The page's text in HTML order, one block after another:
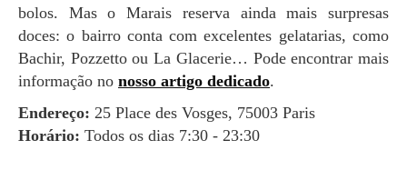
bolos. Mas o Marais reserva ainda mais surpresas
doces: o bairro conta com excelentes gelatarias, como
Bachir, Pozzetto ou La Glacerie… Pode encontrar mais
informação no nosso artigo dedicado.
Endereço: 25 Place des Vosges, 75003 Paris
Horário: Todos os dias 7:30 - 23:30